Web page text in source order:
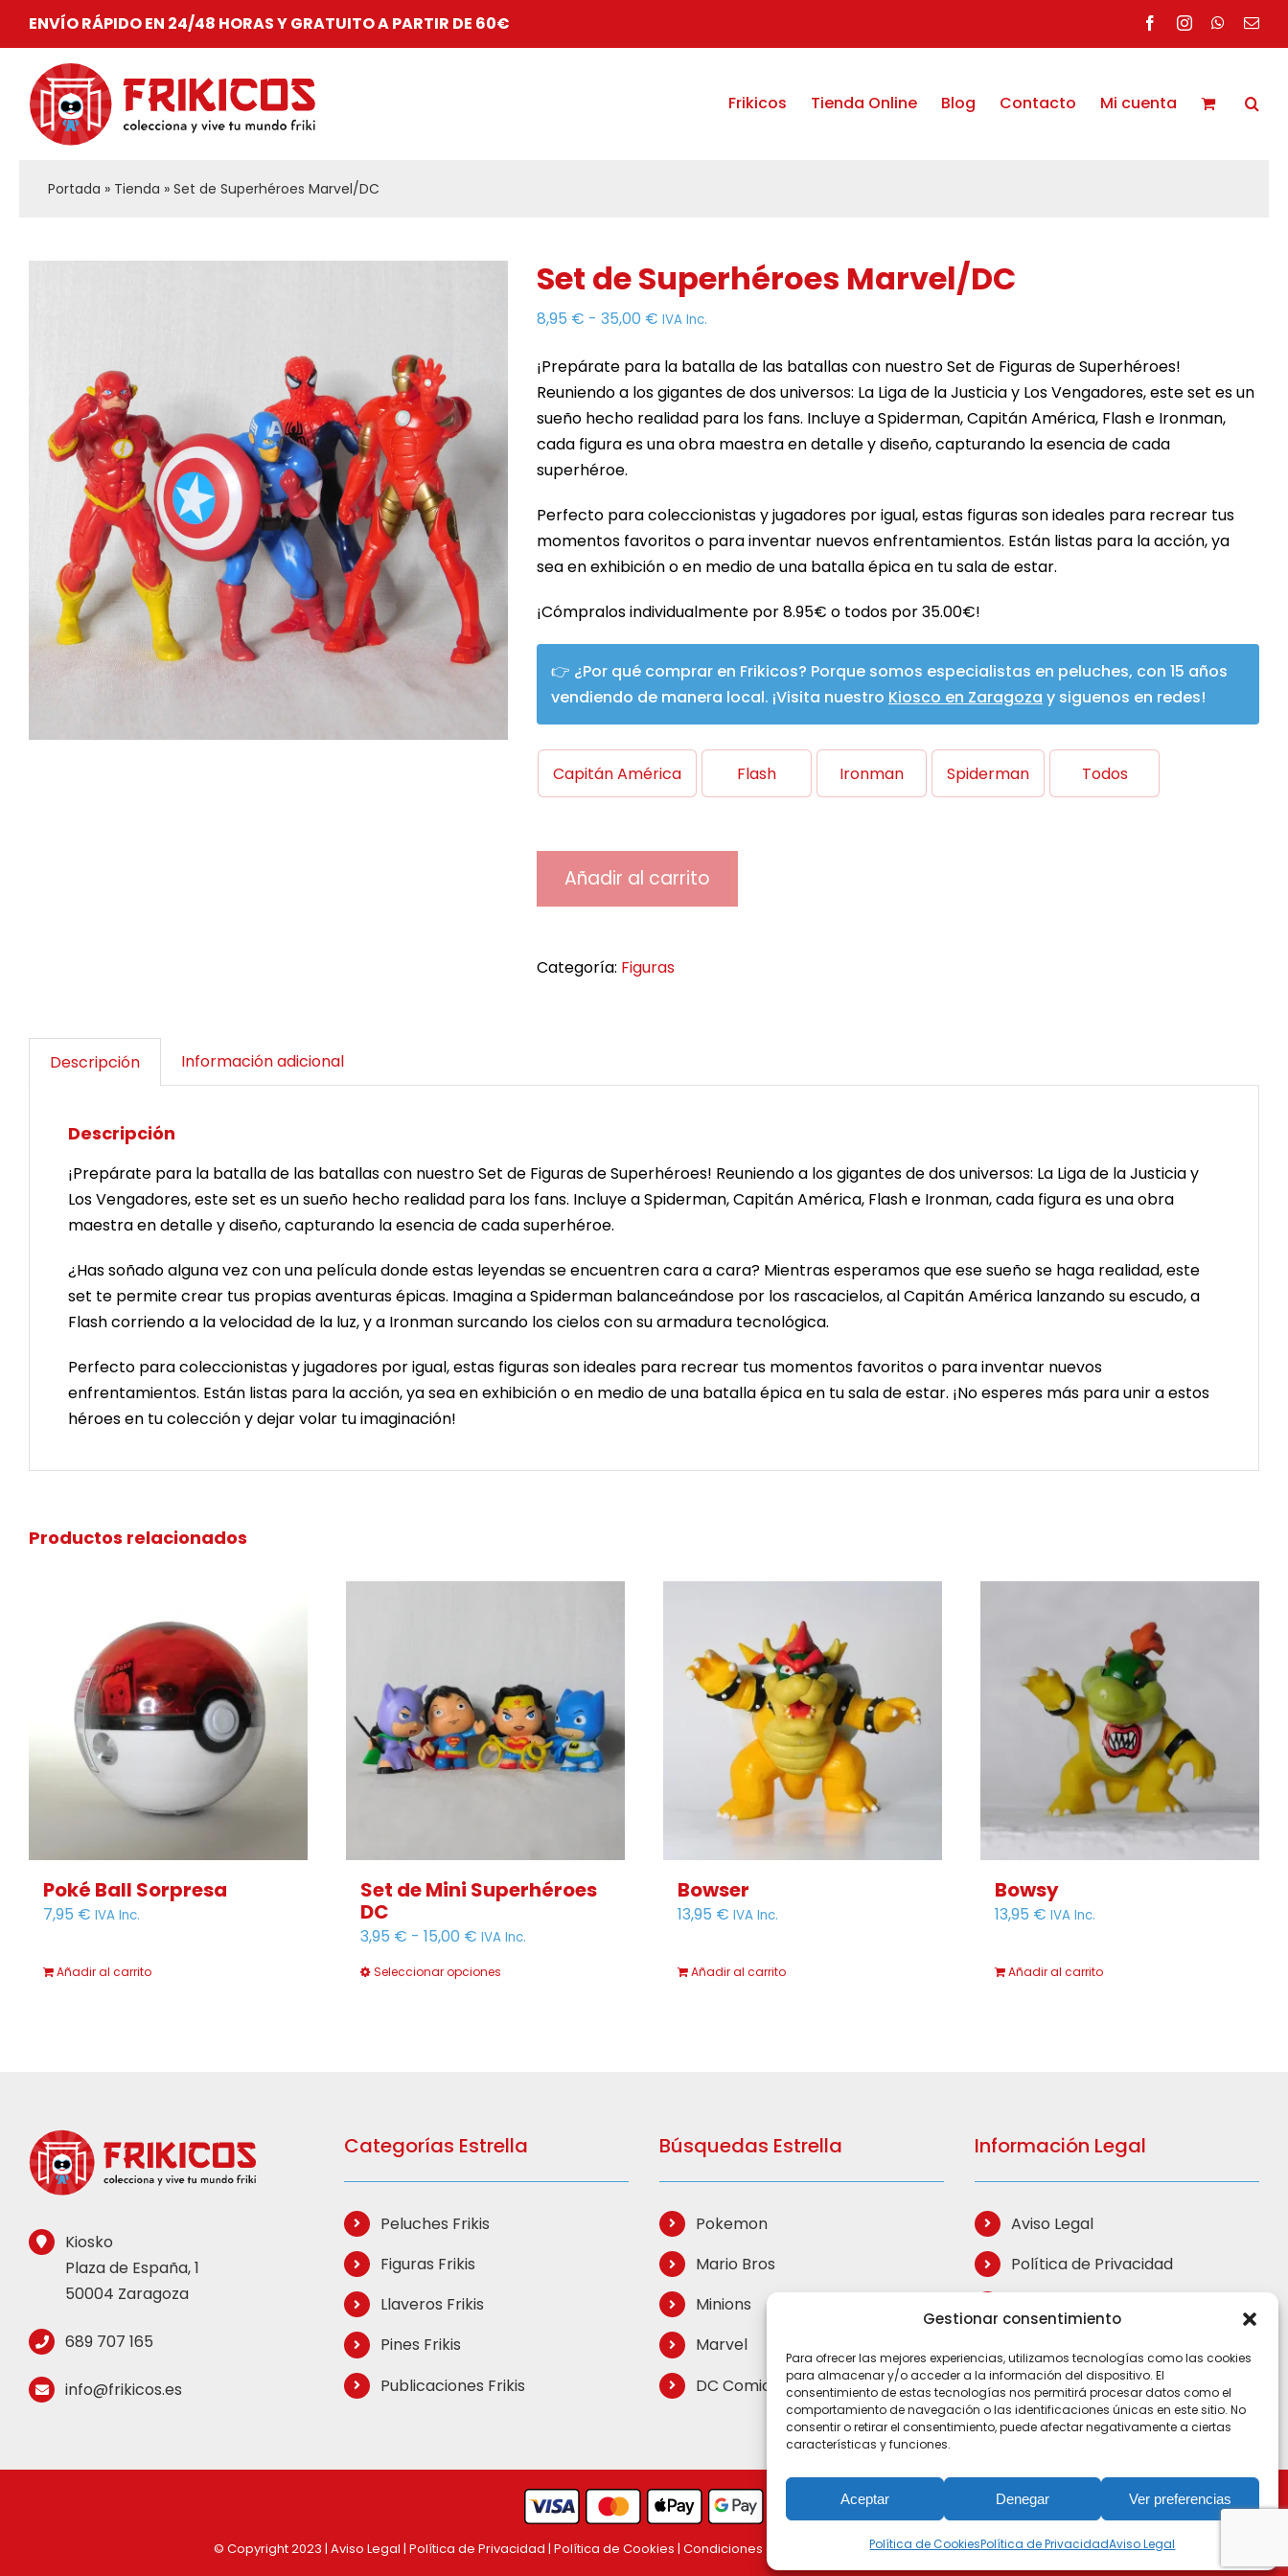
Gestionar consentimiento
Para ofrecer las mejores experiencias, utilizamos tecnologías como las cookies
para almacenar y/o acceder a la información del dispositivo. El
consentimiento de estas tecnologías nos permitirá procesar datos como el
comportamiento de navegación o las identificaciones únicas en este sitio. No
consentir o retirar el consentimiento, puede afectar negativamente a ciertas
características y funciones.
Aceptar Denegar Ver preferencias
Política de CookiesPolítica de PrivacidadAviso Legal
contenido
ENVÍO RÁPIDO EN 24/48 HORAS Y GRATUITO A PARTIR DE 60€ FacebookInstagramWhatsApp
Frikicos Tienda Online Blog Contacto Mi cuenta
Portada » Tienda » Set de Superhéroes Marvel/DC
Set de Superhéroes Marvel/DC
8,95 € - 35,00 € Rango
precios:
desde
8,95 €
hasta
IVA Inc.
¡Prepárate para la batalla de las batallas con nuestro Set de Figuras de Superhéroes!
Reuniendo a los gigantes de dos universos: La Liga de la Justicia y Los Vengadores, este set es un
sueño hecho realidad para los fans. Incluye a Spiderman, Capitán América, Flash e Ironman,
cada figura es una obra maestra en detalle y diseño, capturando la esencia de cada
superhéroe.
Perfecto para coleccionistas y jugadores por igual, estas figuras son ideales para recrear tus
momentos favoritos o para inventar nuevos enfrentamientos. Están listas para la acción, ya
sea en exhibición o en medio de una batalla épica en tu sala de estar.
¡Cómpralos individualmente por 8.95€ o todos por 35.00€!
👉 ¿Por qué comprar en Frikicos? Porque somos especialistas en peluches, con 15 años
vendiendo de manera local. ¡Visita nuestro Kiosco en Zaragoza y siguenos en redes!
Capitán América Flash Ironman Spiderman Todos
Añadir al carrito
Categoría: Figuras
Descripción Información adicional
Descripción
¡Prepárate para la batalla de las batallas con nuestro Set de Figuras de Superhéroes! Reuniendo a los gigantes de dos universos: La Liga de la Justicia y
Los Vengadores, este set es un sueño hecho realidad para los fans. Incluye a Spiderman, Capitán América, Flash e Ironman, cada figura es una obra
maestra en detalle y diseño, capturando la esencia de cada superhéroe.
¿Has soñado alguna vez con una película donde estas leyendas se encuentren cara a cara? Mientras esperamos que ese sueño se haga realidad, este
set te permite crear tus propias aventuras épicas. Imagina a Spiderman balanceándose por los rascacielos, al Capitán América lanzando su escudo, a
Flash corriendo a la velocidad de la luz, y a Ironman surcando los cielos con su armadura tecnológica.
Perfecto para coleccionistas y jugadores por igual, estas figuras son ideales para recrear tus momentos favoritos o para inventar nuevos
enfrentamientos. Están listas para la acción, ya sea en exhibición o en medio de una batalla épica en tu sala de estar. ¡No esperes más para unir a estos
héroes en tu colección y dejar volar tu imaginación!
Productos relacionados
Poké Ball Sorpresa
7,95 € IVA Inc.
Añadir al carrito
Set de Mini Superhéroes
DC
3,95 € - 15,00 € Rango
IVA Inc.
Seleccionar opciones
pueden
producto
Bowser
13,95 € IVA Inc.
Añadir al carrito
Bowsy
13,95 € IVA Inc.
Añadir al carrito
Kiosko
Plaza de España, 1
50004 Zaragoza
689 707 165
info@frikicos.es
Categorías Estrella
Peluches Frikis
Figuras Frikis
Llaveros Frikis
Pines Frikis
Publicaciones Frikis
Búsquedas Estrella
Pokemon
Mario Bros
Minions
Marvel
DC Comics
Información Legal
Aviso Legal
Política de Privacidad
Mapa del Sitio
© Copyright 2023 | Aviso Legal | Política de Privacidad | Política de Cookies | Condiciones de compra Mapa Web|Desarrollo Web iLike 360